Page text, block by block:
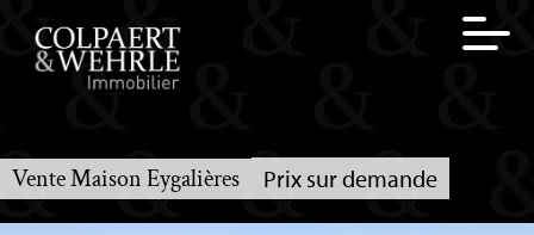
Vente Maison Eygalières Prix sur demande